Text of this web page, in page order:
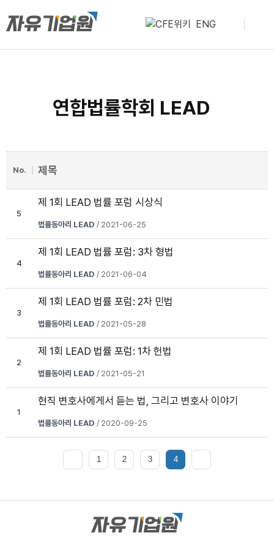
ENG
연합법률학회 LEAD
No. 제목
5
제 1회 LEAD 법률 포럼 시상식
법률동아리 LEAD / 2021-06-25
4
제 1회 LEAD 법률 포럼: 3차 형법
법률동아리 LEAD / 2021-06-04
3
제 1회 LEAD 법률 포럼: 2차 민법
법률동아리 LEAD / 2021-05-28
2
제 1회 LEAD 법률 포럼: 1차 헌법
법률동아리 LEAD / 2021-05-21
1
현직 변호사에게서 듣는 법, 그리고 변호사 이야기
법률동아리 LEAD / 2020-09-25
1 2 3 4